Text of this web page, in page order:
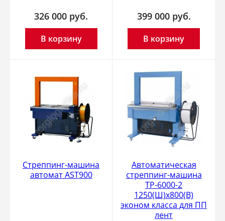
326 000 руб.
В корзину
399 000 руб.
В корзину
Стреппинг-машина
автомат AST900
Автоматическая
стреппинг-машина
ТР-6000-2
1250(Ш)х800(В)
эконом класса для ПП
лент